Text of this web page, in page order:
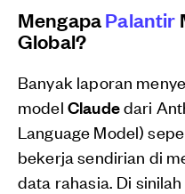
MengapaPalantir
Global?
Banyak laporan
model Claudedari
Language Model)
bekerja sendirian di
data rahasia. Di